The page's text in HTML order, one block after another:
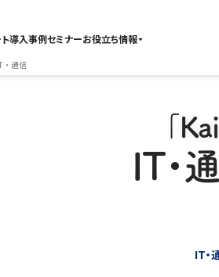
導入事例セミナーお役立ち情報
・通信
「
IT・
IT・